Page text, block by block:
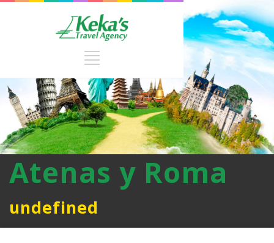
Atenas y Roma
undefined